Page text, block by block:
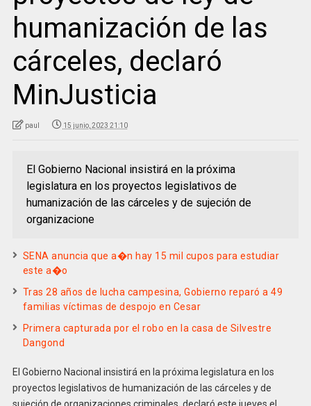
humanización de las
cárceles, declaró
MinJusticia
paul 15 junio, 2023 21:10
El Gobierno Nacional insistirá en la próxima
legislatura en los proyectos legislativos de
humanización de las cárceles y de sujeción de
organizacione
SENA anuncia que a�n hay 15 mil cupos para estudiar
este a�o
Tras 28 años de lucha campesina, Gobierno reparó a 49
familias víctimas de despojo en Cesar
Primera capturada por el robo en la casa de Silvestre
Dangond
El Gobierno Nacional insistirá en la próxima legislatura en los
proyectos legislativos de humanización de las cárceles y de